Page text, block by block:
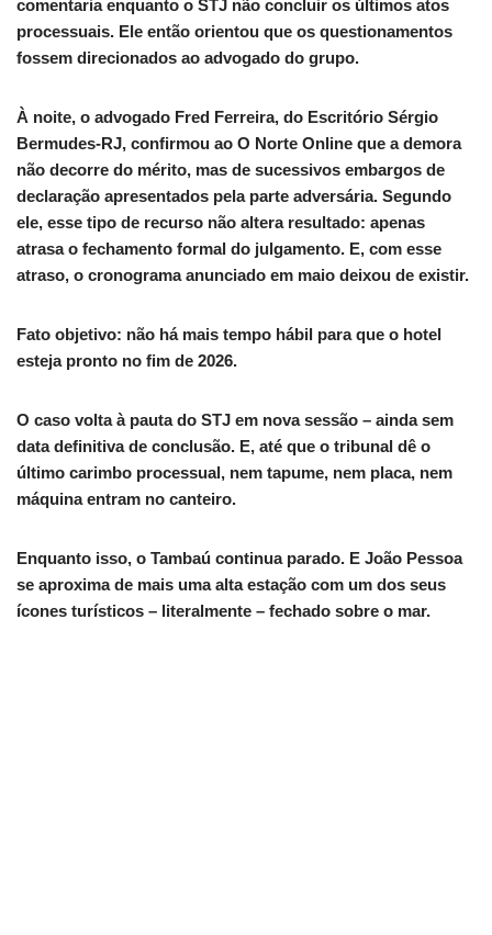
comentaria enquanto o STJ não concluir os últimos atos
processuais. Ele então orientou que os questionamentos
fossem direcionados ao advogado do grupo.
À noite, o advogado Fred Ferreira, do Escritório Sérgio
Bermudes-RJ, confirmou ao O Norte Online que a demora
não decorre do mérito, mas de sucessivos embargos de
declaração apresentados pela parte adversária. Segundo
ele, esse tipo de recurso não altera resultado: apenas
atrasa o fechamento formal do julgamento. E, com esse
atraso, o cronograma anunciado em maio deixou de existir.
Fato objetivo: não há mais tempo hábil para que o hotel
esteja pronto no fim de 2026.
O caso volta à pauta do STJ em nova sessão – ainda sem
data definitiva de conclusão. E, até que o tribunal dê o
último carimbo processual, nem tapume, nem placa, nem
máquina entram no canteiro.
Enquanto isso, o Tambaú continua parado. E João Pessoa
se aproxima de mais uma alta estação com um dos seus
ícones turísticos – literalmente – fechado sobre o mar.